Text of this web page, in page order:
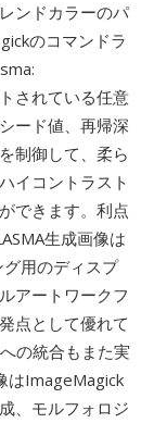
ンドカラーのパ
のコマンドラ
されている任意
ード値、再帰深
制御して、柔ら
イコントラスト
できます。利点
生成画像は
用のディスプ
アートワークフ
点として優れて
の統合もまた実
はImageMagick
、モルフォロジ